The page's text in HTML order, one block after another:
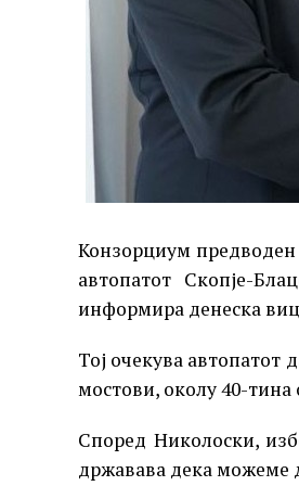
Конзорциум предводен
автопатот Скопје-
информира денеска
Тој очекува автопатот
мостови, околу 40-тина
Според Николоски,
државава дека можеме